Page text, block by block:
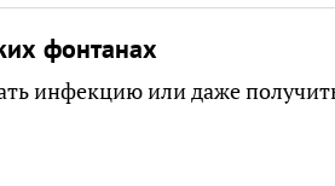
фонтанах
инфекцию или даже